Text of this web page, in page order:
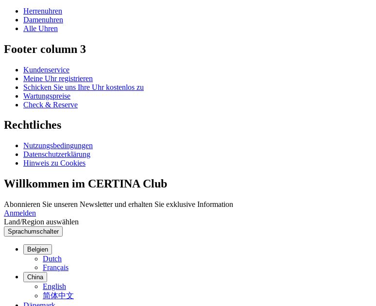
Herrenuhren
Damenuhren
Alle Uhren
Footer column 3
Kundenservice
Meine Uhr registrieren
Schicken Sie uns Ihre Uhr kostenlos zu
Wartungspreise
Check & Reserve
Rechtliches
Nutzungsbedingungen
Datenschutzerklärung
Hinweis zu Cookies
Willkommen im CERTINA Club
Abonnieren Sie unseren Newsletter und erhalten Sie exklusive Information
Anmelden
Land/Region auswählen
Sprachumschalter
Belgien
Dutch
Français
China
English
简体中文